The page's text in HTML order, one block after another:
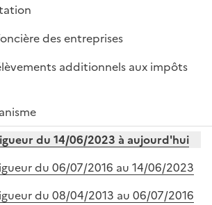
des entreprises
additionnels aux impôts
du 14/06/2023 à aujourd'hui
du 06/07/2016 au 14/06/2023
du 08/04/2013 au 06/07/2016